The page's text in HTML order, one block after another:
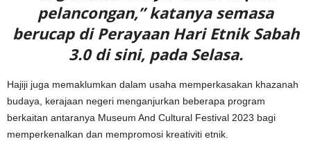
pelancongan,” katanya semasa
berucap di Perayaan Hari Etnik Sabah
3.0 di sini, pada Selasa.
Hajiji juga memaklumkan dalam usaha memperkasakan khazanah
budaya, kerajaan negeri menganjurkan beberapa program
berkaitan antaranya Museum And Cultural Festival 2023 bagi
memperkenalkan dan mempromosi kreativiti etnik.